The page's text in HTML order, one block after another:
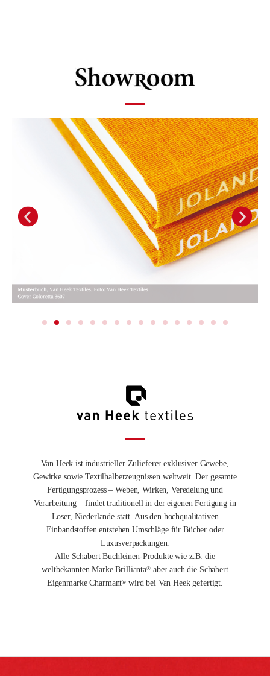
Van Heek ist industrieller Zulieferer exklusiver Gewebe,
Gewirke sowie Textilhalberzeugnissen weltweit. Der gesamte
Fertigungsprozess – Weben, Wirken, Veredelung und
Verarbeitung – findet traditionell in der eigenen Fertigung in
Loser, Niederlande statt. Aus den hochqualitativen
Einbandstoffen entstehen Umschläge für Bücher oder
Luxusverpackungen.
Alle Schabert Buchleinen-Produkte wie z.B. die
weltbekannten Marke Brillianta®aber auch die Schabert
Eigenmarke Charmant® wird bei Van Heek gefertigt.